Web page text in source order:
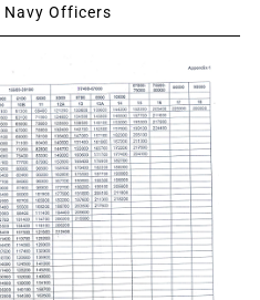
Officers